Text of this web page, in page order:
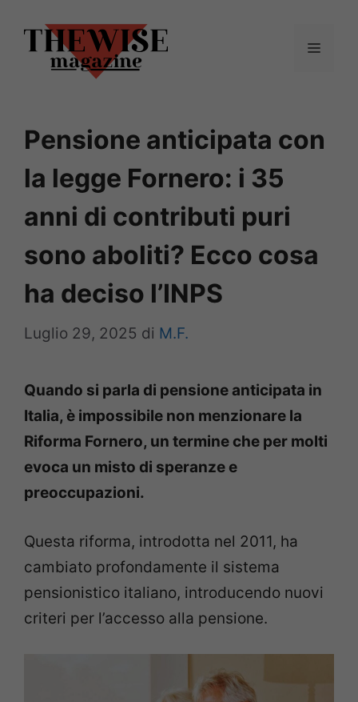
contenuto
Menu
Pensione anticipata con
la legge Fornero: i 35
anni di contributi puri
sono aboliti? Ecco cosa
ha deciso l’INPS
Luglio 29, 2025 di M.F.
Quando si parla di pensione anticipata in
Italia, è impossibile non menzionare la
Riforma Fornero, un termine che per molti
evoca un misto di speranze e
preoccupazioni.
Questa riforma, introdotta nel 2011, ha
cambiato profondamente il sistema
pensionistico italiano, introducendo nuovi
criteri per l’accesso alla pensione.